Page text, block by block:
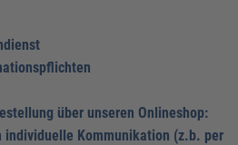
über unseren Onlineshop:
individuelle Kommunikation (z.b. per